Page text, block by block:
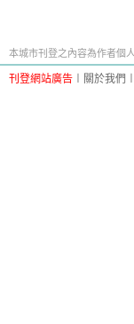
本城市刊登之內容為作者個
刊登網站廣告 關於我們